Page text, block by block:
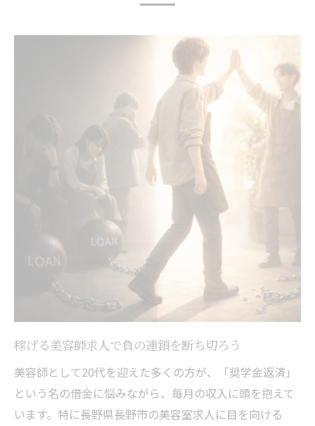
稼げる美容師求人で負の連鎖を断ち切ろう
美容師として20代を迎えた多くの方が、「奨学金返済」
という名の借金に悩みながら、毎月の収入に頭を抱えて
います。特に長野県長野市の美容室求人に目を向ける